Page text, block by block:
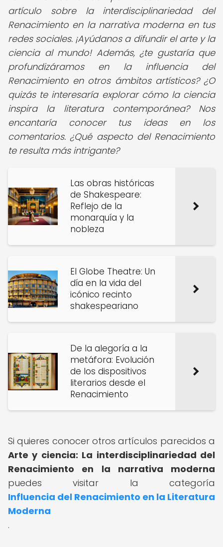
artículo sobre la interdisciplinariedad del
Renacimiento en la narrativa moderna en tus
redes sociales. ¡Ayúdanos a difundir el arte y la
ciencia al mundo!Además, ¿te gustaría que
profundizáramos en la influencia del
Renacimiento en otros ámbitos artísticos? ¿O
quizás te interesaría explorar cómo la ciencia
inspira la literatura contemporánea? Nos
encantaría conocer tus ideas en los
comentarios. ¿Qué aspecto del Renacimiento
te resulta más intrigante?
Las obras históricas
de Shakespeare:
Reflejo de la
monarquía y la
nobleza
El Globe Theatre: Un
día en la vida del
icónico recinto
shakespeariano
De la alegoría a la
metáfora: Evolución
de los dispositivos
literarios desde el
Renacimiento
Si quieres conocer otros artículos parecidos a
Arte y ciencia: La interdisciplinariedad del
Renacimiento en la narrativa moderna
puedes visitar la categoría
Influencia del Renacimiento en la Literatura
Moderna
.